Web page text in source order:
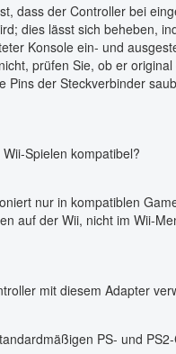
dass der Controller bei
dies lässt sich beheben,
Konsole ein- und
prüfen Sie, ob er
Pins der Steckverbinder
Spielen kompatibel?
nur in kompatiblen
auf der Wii, nicht im Wii-
mit diesem Adapter
PS- und